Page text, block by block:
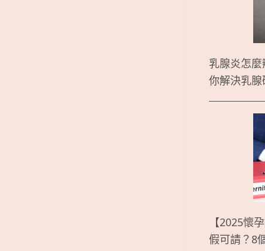
乳腺炎怎
你解決乳
【2025懷
假可請？8